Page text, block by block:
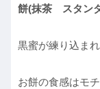
餅(抹茶 スタン
黒蜜が練り込ま
お餅の食感はモ